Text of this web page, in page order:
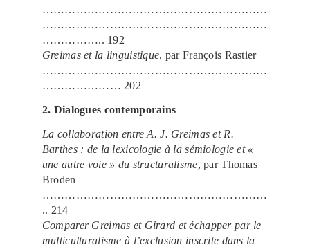
……………………………………………………
……………………………………………………
…………….. 192
Greimas et la linguistique, par François Rastier
……………………………………………………
………………… 202
2. Dialogues contemporains
La collaboration entre A. J. Greimas et R.
Barthes : de la lexicologie à la sémiologie et «
une autre voie » du structuralisme, par Thomas
Broden
……………………………………………………
.. 214
Comparer Greimas et Girard et échapper par le
multiculturalisme à l’exclusion inscrite dans la